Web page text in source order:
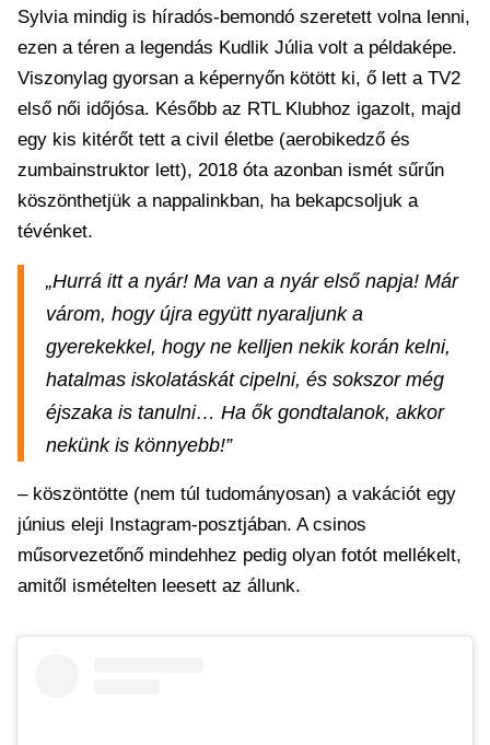
Sylvia mindig is híradós-bemondó szeretett volna lenni,
ezen a téren a legendás Kudlik Júlia volt a példaképe.
Viszonylag gyorsan a képernyőn kötött ki, ő lett a TV2
első női időjósa. Később az RTL Klubhoz igazolt, majd
egy kis kitérőt tett a civil életbe (aerobikedző és
zumbainstruktor lett), 2018 óta azonban ismét sűrűn
köszönthetjük a nappalinkban, ha bekapcsoljuk a
tévénket.
„Hurrá itt a nyár! Ma van a nyár első napja! Már
várom, hogy újra együtt nyaraljunk a
gyerekekkel, hogy ne kelljen nekik korán kelni,
hatalmas iskolatáskát cipelni, és sokszor még
éjszaka is tanulni… Ha ők gondtalanok, akkor
nekünk is könnyebb!”
– köszöntötte (nem túl tudományosan) a vakációt egy
június eleji Instagram-posztjában. A csinos
műsorvezetőnő mindehhez pedig olyan fotót mellékelt,
amitől ismételten leesett az állunk.